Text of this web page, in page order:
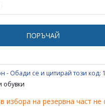
ПОРЪЧАЙ
- Обади се и цитирай този код:
обувки
избора на резервна част не